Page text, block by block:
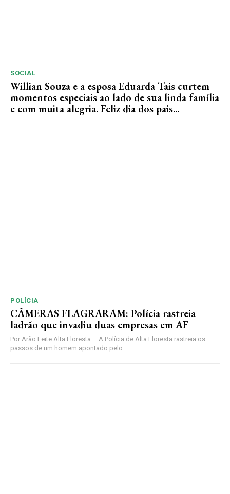
SOCIAL
Willian Souza e a esposa Eduarda Tais curtem
momentos especiais ao lado de sua linda família
e com muita alegria. Feliz dia dos pais...
POLÍCIA
CÂMERAS FLAGRARAM: Polícia rastreia
ladrão que invadiu duas empresas em AF
Por Arão Leite Alta Floresta – A Polícia de Alta Floresta rastreia os
passos de um homem apontado pelo...